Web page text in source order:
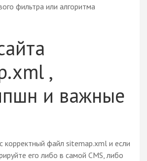
фильтра или алгоритма
,
и важные
корректный файл sitemap.xml и если
его либо в самой CMS, либо